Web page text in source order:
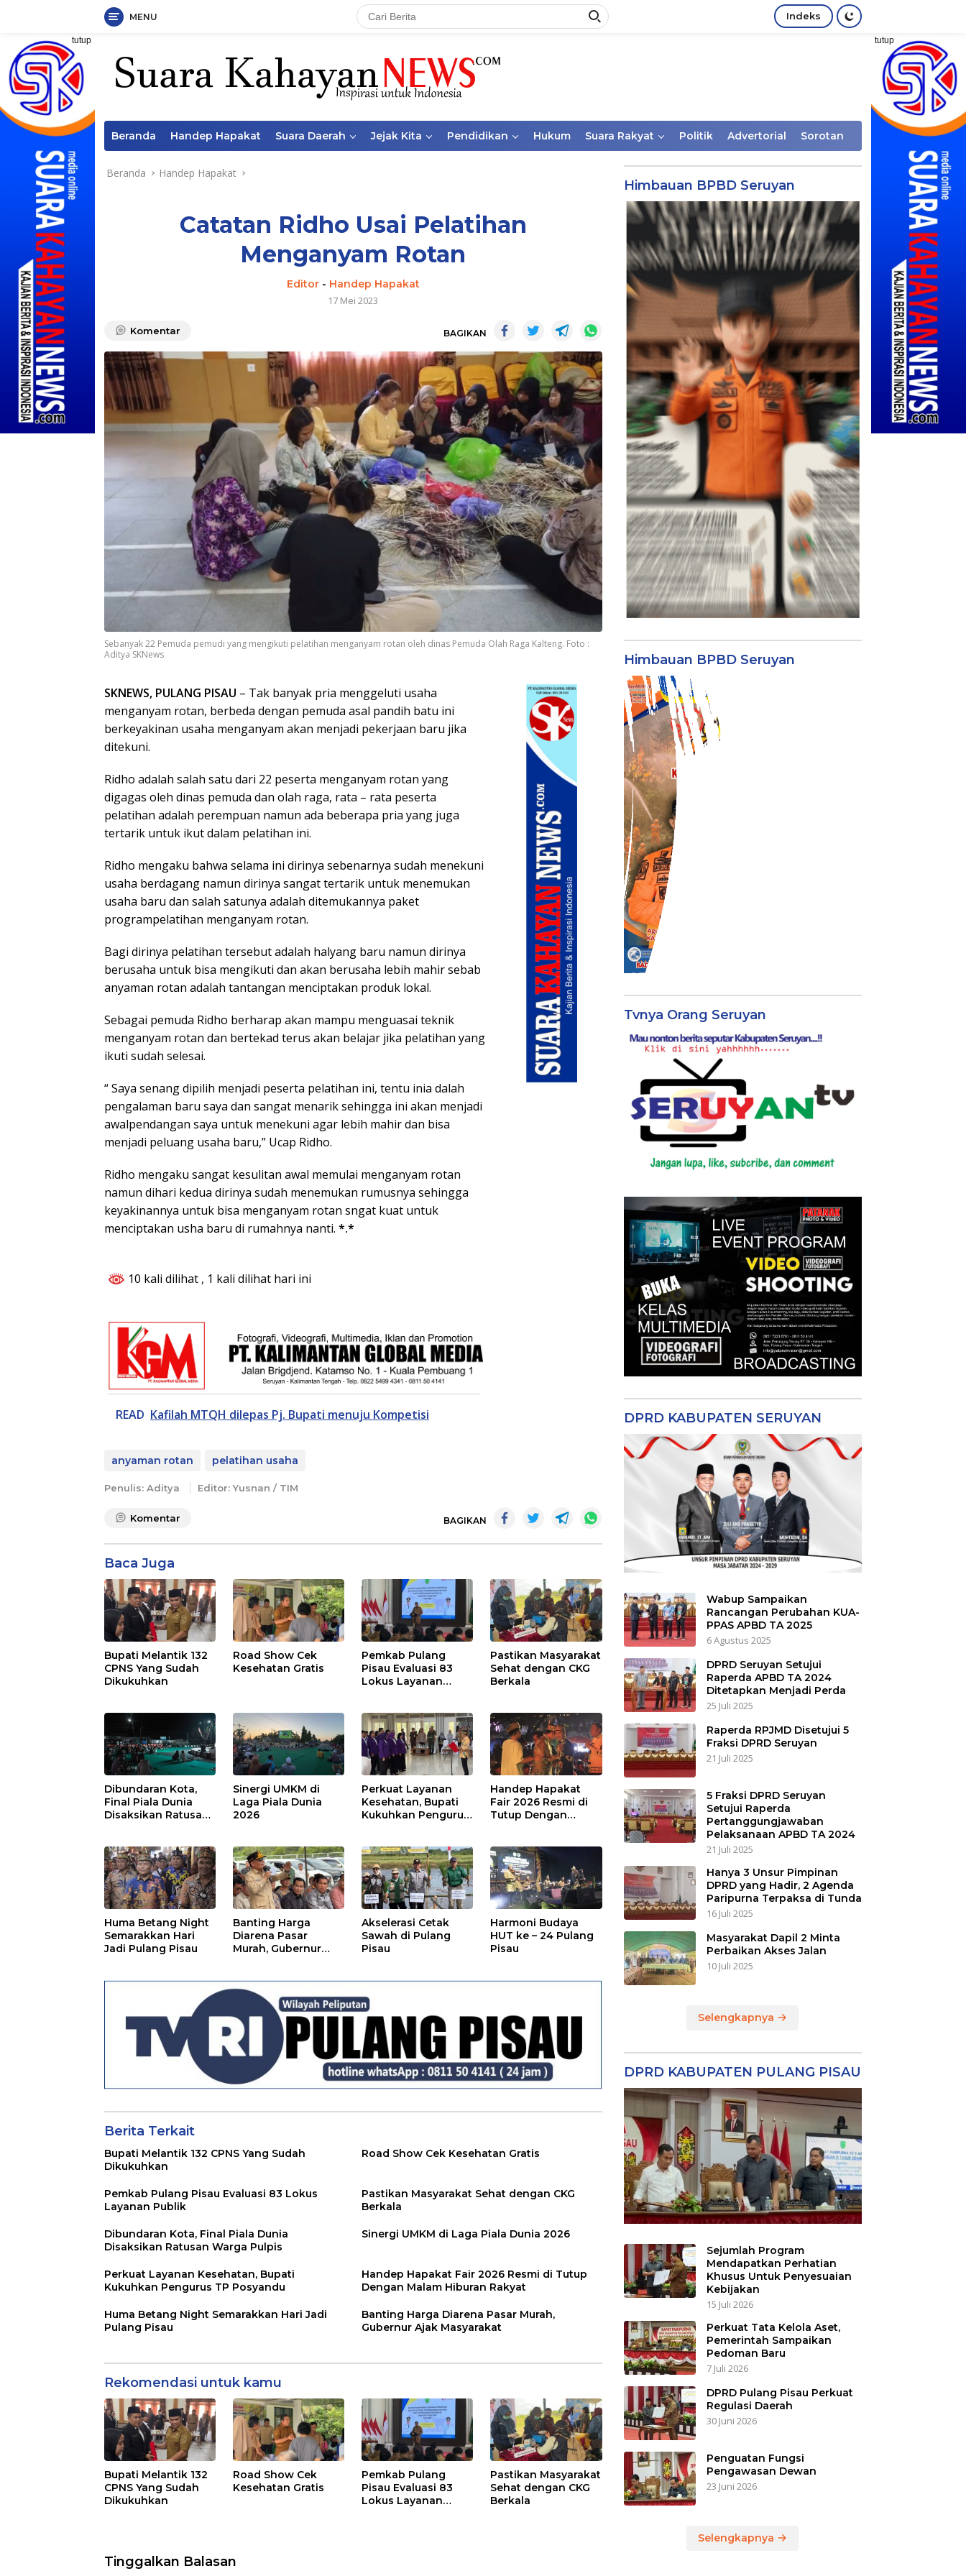
Langsung
konten
MENU Indeks
tutup tutup
Beranda Handep Hapakat Suara Daerah Jejak Kita Pendidikan Hukum Suara Rakyat Politik Advertorial Sorotan
Beranda Handep Hapakat
Catatan Ridho Usai Pelatihan
Menganyam Rotan
Editor- Handep Hapakat
17 Mei 2023
Komentar BAGIKAN
Sebanyak 22 Pemuda pemudi yang mengikuti pelatihan menganyam rotan oleh dinas Pemuda Olah Raga Kalteng. Foto :
Aditya SKNews
SKNEWS, PULANG PISAU – Tak banyak pria menggeluti usaha
menganyam rotan, berbeda dengan pemuda asal pandih batu ini
berkeyakinan usaha menganyam akan menjadi pekerjaan baru jika
ditekuni.
Ridho adalah salah satu dari 22 peserta menganyam rotan yang
digagas oleh dinas pemuda dan olah raga, rata – rata peserta
pelatihan adalah perempuan namun ada beberapa pria yang juga
tertarik untuk ikut dalam pelatihan ini.
Ridho mengaku bahwa selama ini dirinya sebenarnya sudah menekuni
usaha berdagang namun dirinya sangat tertarik untuk menemukan
usaha baru dan salah satunya adalah ditemukannya paket
programpelatihan menganyam rotan.
Bagi dirinya pelatihan tersebut adalah halyang baru namun dirinya
berusaha untuk bisa mengikuti dan akan berusaha lebih mahir sebab
anyaman rotan adalah tantangan menciptakan produk lokal.
Sebagai pemuda Ridho berharap akan mampu menguasai teknik
menganyam rotan dan bertekad terus akan belajar jika pelatihan yang
ikuti sudah selesai.
“ Saya senang dipilih menjadi peserta pelatihan ini, tentu inia dalah
pengalaman baru saya dan sangat menarik sehingga ini akan menjadi
awalpendangan saya untuk menekuni agar lebih mahir dan bisa
menjadi peluang usaha baru,” Ucap Ridho.
Ridho mengaku sangat kesulitan awal memulai menganyam rotan
namun dihari kedua dirinya sudah menemukan rumusnya sehingga
keyakinannya untuk bisa menganyam rotan sngat kuat untuk
menciptakan usha baru di rumahnya nanti. *.*
10 kali dilihat , 1 kali dilihat hari ini
READ Kafilah MTQH dilepas Pj. Bupati menuju Kompetisi
anyaman rotan pelatihan usaha
Penulis: Aditya Editor: Yusnan / TIM
Komentar BAGIKAN
Baca Juga
Bupati Melantik 132
CPNS Yang Sudah
Dikukuhkan
Road Show Cek
Kesehatan Gratis
Pemkab Pulang
Pisau Evaluasi 83
Lokus Layanan
Pastikan Masyarakat
Sehat dengan CKG
Berkala
Dibundaran Kota,
Final Piala Dunia
Disaksikan Ratusan
Sinergi UMKM di
Laga Piala Dunia
2026
Perkuat Layanan
Kesehatan, Bupati
Kukuhkan Pengurus
Handep Hapakat
Fair 2026 Resmi di
Tutup Dengan
Huma Betang Night
Semarakkan Hari
Jadi Pulang Pisau
Banting Harga
Diarena Pasar
Murah, Gubernur
Akselerasi Cetak
Sawah di Pulang
Pisau
Harmoni Budaya
HUT ke – 24 Pulang
Pisau
Berita Terkait
Bupati Melantik 132 CPNS Yang Sudah
Dikukuhkan
Road Show Cek Kesehatan Gratis
Pemkab Pulang Pisau Evaluasi 83 Lokus
Layanan Publik
Pastikan Masyarakat Sehat dengan CKG
Berkala
Dibundaran Kota, Final Piala Dunia
Disaksikan Ratusan Warga Pulpis
Sinergi UMKM di Laga Piala Dunia 2026
Perkuat Layanan Kesehatan, Bupati
Kukuhkan Pengurus TP Posyandu
Handep Hapakat Fair 2026 Resmi di Tutup
Dengan Malam Hiburan Rakyat
Huma Betang Night Semarakkan Hari Jadi
Pulang Pisau
Banting Harga Diarena Pasar Murah,
Gubernur Ajak Masyarakat
Rekomendasi untuk kamu
Bupati Melantik 132
CPNS Yang Sudah
Dikukuhkan
Road Show Cek
Kesehatan Gratis
Pemkab Pulang
Pisau Evaluasi 83
Lokus Layanan
Pastikan Masyarakat
Sehat dengan CKG
Berkala
Tinggalkan Balasan
Himbauan BPBD Seruyan
Himbauan BPBD Seruyan
Tvnya Orang Seruyan
DPRD KABUPATEN SERUYAN
Wabup Sampaikan
Rancangan Perubahan KUA-
PPAS APBD TA 2025
6 Agustus 2025
DPRD Seruyan Setujui
Raperda APBD TA 2024
Ditetapkan Menjadi Perda
25 Juli 2025
Raperda RPJMD Disetujui 5
Fraksi DPRD Seruyan
21 Juli 2025
5 Fraksi DPRD Seruyan
Setujui Raperda
Pertanggungjawaban
Pelaksanaan APBD TA 2024
21 Juli 2025
Hanya 3 Unsur Pimpinan
DPRD yang Hadir, 2 Agenda
Paripurna Terpaksa di Tunda
16 Juli 2025
Masyarakat Dapil 2 Minta
Perbaikan Akses Jalan
10 Juli 2025
Selengkapnya
DPRD KABUPATEN PULANG PISAU
Sejumlah Program
Mendapatkan Perhatian
Khusus Untuk Penyesuaian
Kebijakan
15 Juli 2026
Perkuat Tata Kelola Aset,
Pemerintah Sampaikan
Pedoman Baru
7 Juli 2026
DPRD Pulang Pisau Perkuat
Regulasi Daerah
30 Juni 2026
Penguatan Fungsi
Pengawasan Dewan
23 Juni 2026
Selengkapnya